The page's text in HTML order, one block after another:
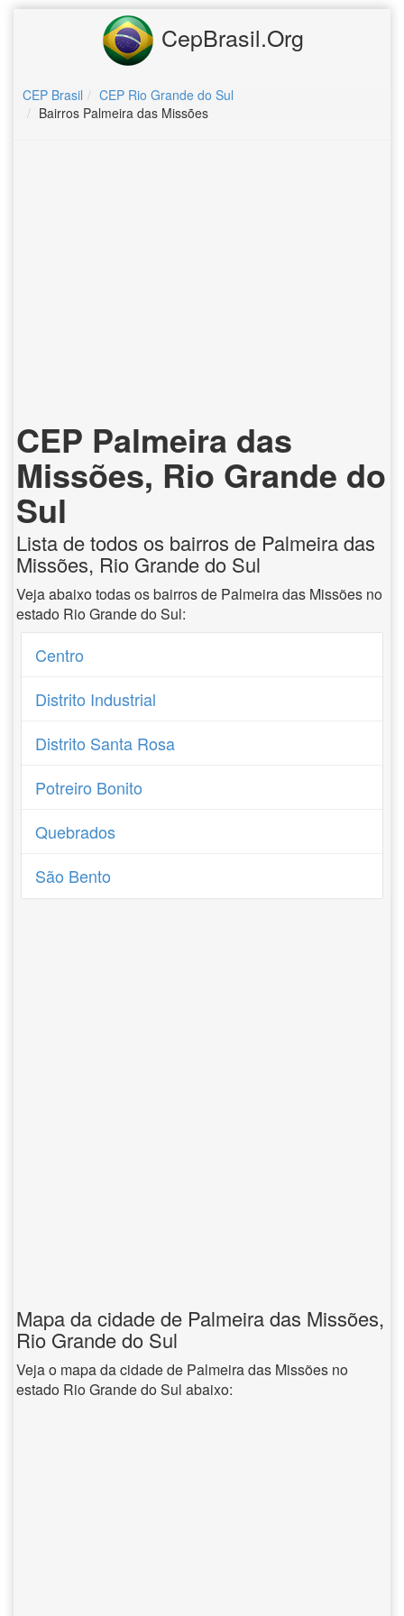
CepBrasil.Org
CEP Brasil
CEP Rio Grande do Sul
Bairros Palmeira das Missões
CEP Palmeira das
Missões, Rio Grande do
Sul
Lista de todos os bairros de Palmeira das
Missões, Rio Grande do Sul
Veja abaixo todas os bairros de Palmeira das Missões no
estado Rio Grande do Sul:
Centro
Distrito Industrial
Distrito Santa Rosa
Potreiro Bonito
Quebrados
São Bento
Mapa da cidade de Palmeira das Missões,
Rio Grande do Sul
Veja o mapa da cidade de Palmeira das Missões no
estado Rio Grande do Sul abaixo: